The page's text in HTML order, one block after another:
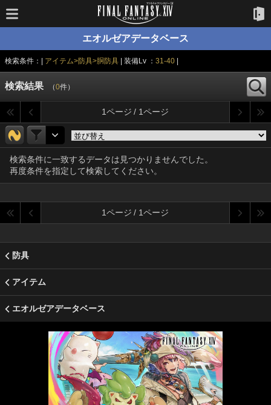
エオルゼアデータベース
検索条件：| アイテム>防具>胴防具 | 装備Lv ： 31-40|
検索結果 （0件）
1ページ / 1ページ
検索条件に一致するデータは見つかりませんでした。
再度条件を指定して検索してください。
1ページ / 1ページ
防具
アイテム
エオルゼアデータベース